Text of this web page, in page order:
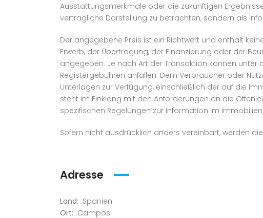
Ausstattungsmerkmale oder die zukünftigen
vertragliche Darstellung zu betrachten, sondern als
Der angegebene Preis ist ein Richtwert und enthält
Erwerb, der Übertragung, der Finanzierung oder der
angegeben. Je nach Art der Transaktion können
Registergebühren anfallen. Dem Verbraucher oder
Unterlagen zur Verfügung, einschließlich der auf die
steht im Einklang mit den Anforderungen an die
spezifischen Regelungen zur Information im
Sofern nicht ausdrücklich anders vereinbart, werden
Adresse
Land: Spanien
Ort: Campos